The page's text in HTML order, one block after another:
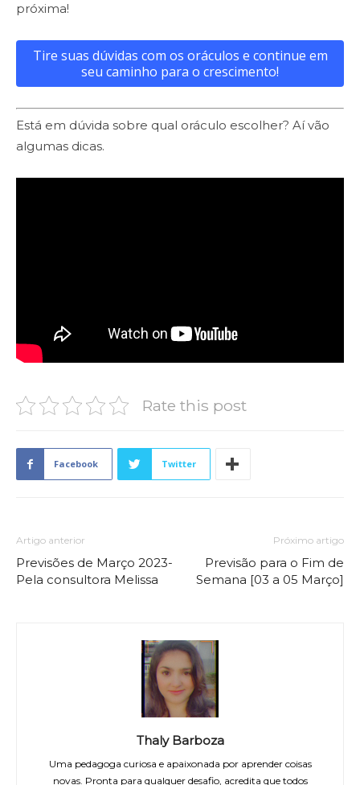
próxima!
Tire suas dúvidas com os oráculos e continue em
seu caminho para o crescimento!
Está em dúvida sobre qual oráculo escolher? Aí vão
algumas dicas.
Rate this post
Facebook Twitter
Artigo anterior
Previsões de Março 2023-
Pela consultora Melissa
Próximo artigo
Previsão para o Fim de
Semana [03 a 05 Março]
Thaly Barboza
Uma pedagoga curiosa e apaixonada por aprender coisas
novas. Pronta para qualquer desafio, acredita que todos